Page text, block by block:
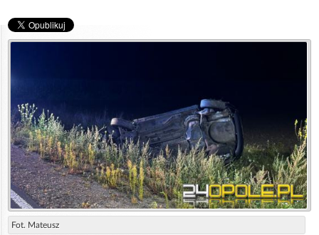
Fot. Mateusz